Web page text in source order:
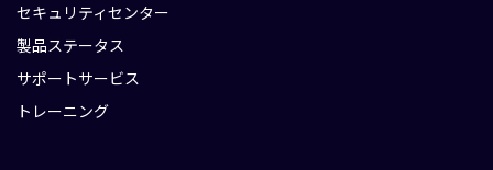
セキュリティセンター
製品ステータス
サポートサービス
トレーニング